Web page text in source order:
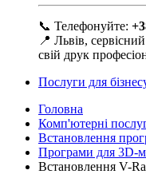
📞 Телефонуйте:
📍 Львів,
свій друк
Послуги для
Головна
Комп'ютерні
Встановлення
Програми для 3D-
Встановлення V-